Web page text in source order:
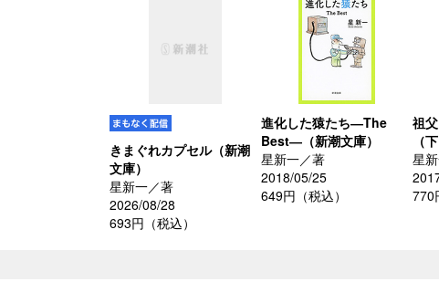
きまぐれカプセル（新潮
文庫）
星新一／著
2026/08/28
693円（税込）
進化した猿たち―The
Best―（新潮文庫）
星新一／著
2018/05/25
649円（税込）
祖
（下
星
770